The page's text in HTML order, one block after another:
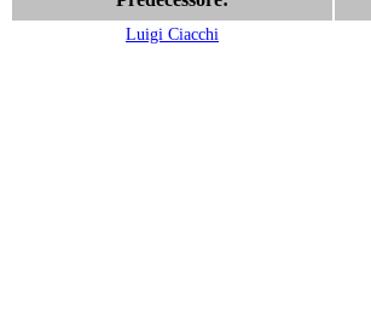
Luigi Ciacchi